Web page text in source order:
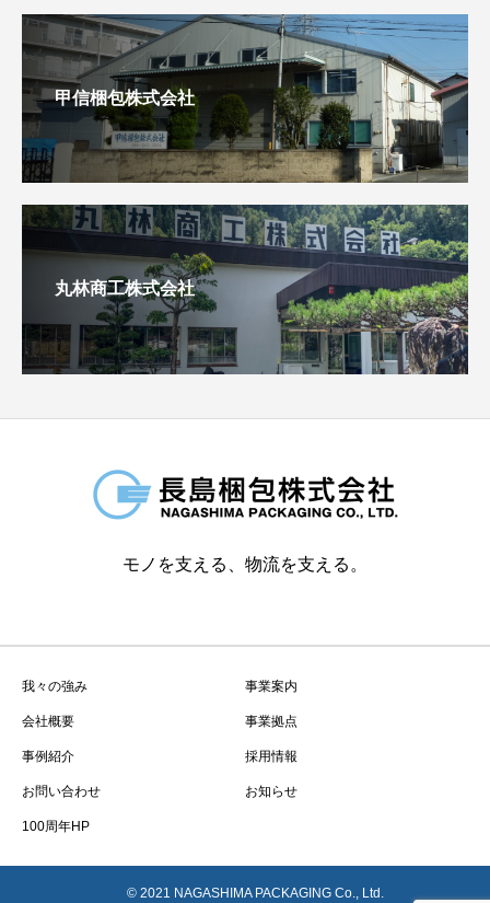
甲信梱包株式会社
丸林商工株式会社
モノを支える、物流を支える。
我々の強み 事業案内
会社概要 事業拠点
事例紹介 採用情報
お問い合わせ お知らせ
100周年HP
© 2021 NAGASHIMA PACKAGING Co., Ltd.